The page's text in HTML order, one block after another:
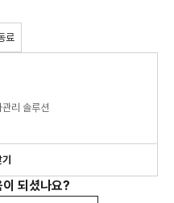
료
리 솔루션
되셨나요?